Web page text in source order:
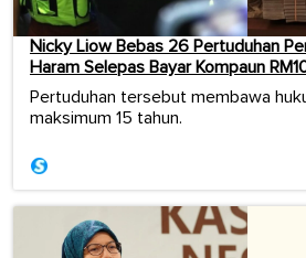
Nicky Liow Bebas 26 Pertuduhan
Haram Selepas Bayar Kompaun
Pertuduhan tersebut membawa
maksimum 15 tahun.